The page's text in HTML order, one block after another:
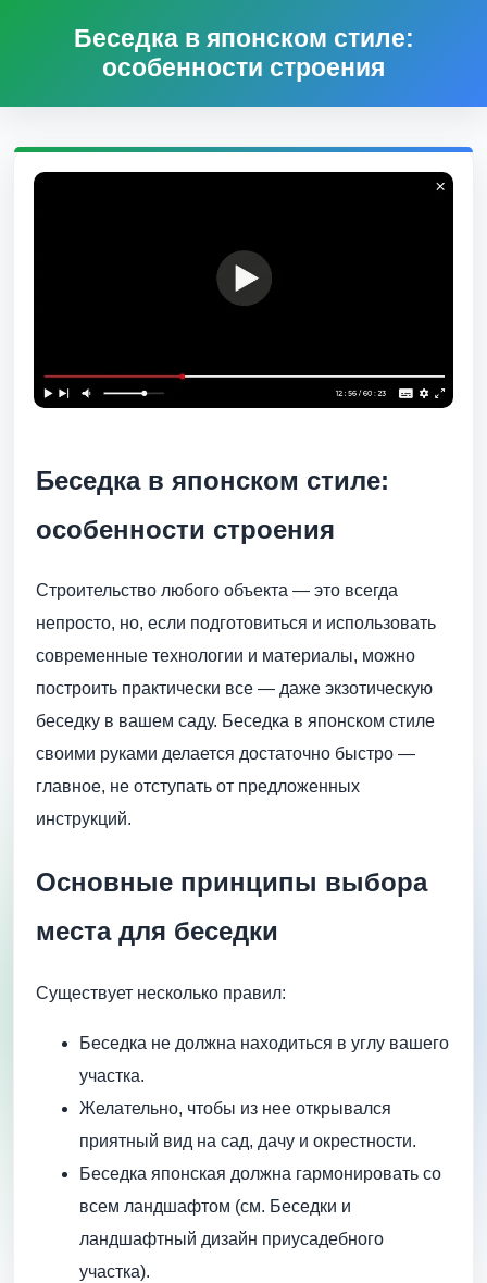
Беседка в японском стиле:
особенности строения
Беседка в японском стиле:
особенности строения
Строительство любого объекта — это всегда
непросто, но, если подготовиться и использовать
современные технологии и материалы, можно
построить практически все — даже экзотическую
беседку в вашем саду. Беседка в японском стиле
своими руками делается достаточно быстро —
главное, не отступать от предложенных
инструкций.
Основные принципы выбора
места для беседки
Существует несколько правил:
Беседка не должна находиться в углу вашего
участка.
Желательно, чтобы из нее открывался
приятный вид на сад, дачу и окрестности.
Беседка японская должна гармонировать со
всем ландшафтом (см. Беседки и
ландшафтный дизайн приусадебного
участка).